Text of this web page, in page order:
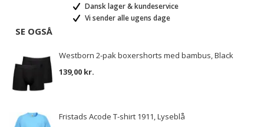
Dansk lager & kundeservice
Vi sender alle ugens dage
SE OGSÅ
Westborn 2-pak boxershorts med bambus, Black
139,00 kr.
Fristads Acode T-shirt 1911, Lyseblå